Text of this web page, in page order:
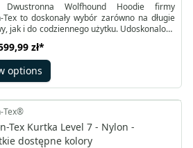
Dwustronna Wolfhound Hoodie firmy
Tex to doskonały wybór zarówno na długie
jak i do codziennego użytku. Udoskonalony
komfort nawet w chłodne dni. Jest nie
jako warstwa bazowa, ale także
dodatkiem do kurtki przeciwdeszczowej,
funkcję warstwy docieplającej.
zł*
options
Tex®
Tex Kurtka Level 7 - Nylon -
dostępne kolory